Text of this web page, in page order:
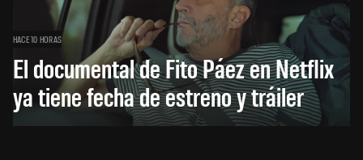
HACE 10 HORAS
El documental de Fito Páez en Netflix
ya tiene fecha de estreno y tráiler